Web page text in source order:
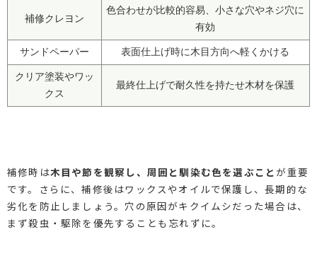
補修クレヨン
色合わせが比較的容易、小さな穴やネジ穴に
有効
サンドペーパー 表面仕上げ時に木目方向へ軽くかける
クリア塗装やワッ
クス
最終仕上げで耐久性を持たせ木材を保護
補修時は木目や節を観察し、周囲と馴染む色を選ぶこと が重要
です。さらに、補修後はワックスやオイルで保護し、長期的な
劣化を防止しましょう。穴の原因がキクイムシだった場合は、
まず殺虫・駆除を優先することも忘れずに。